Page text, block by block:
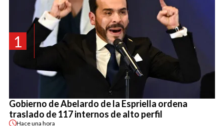
1
Gobierno de Abelardo de la Espriella ordena
traslado de 117 internos de alto perfil
Haceuna hora